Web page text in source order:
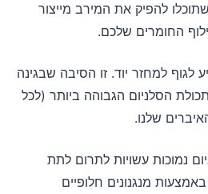
להפיק את המירב מייצור
החומרים שלכם.
לגוף למחזר יוד. זו הסיבה שבגינה
הסלניום הגבוהה ביותר (לכל
שלנו.
נמוכות עשויות לתרום לתת
מנגנונים חלופיים